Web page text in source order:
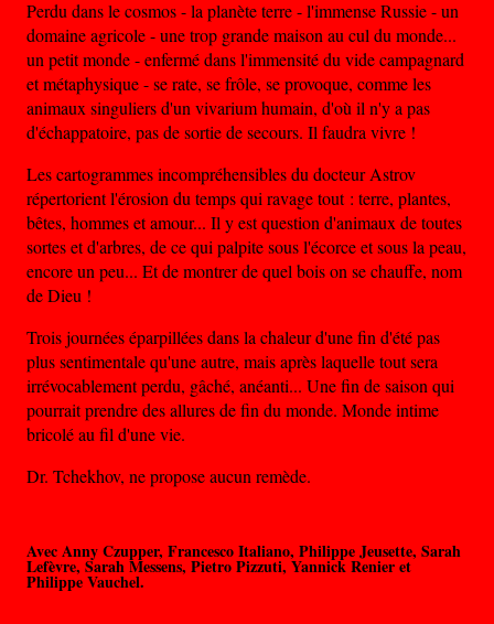
Perdu dans le cosmos - la planète terre - l'immense Russie - un
domaine agricole - une trop grande maison au cul du monde...
un petit monde - enfermé dans l'immensité du vide campagnard
et métaphysique - se rate, se frôle, se provoque, comme les
animaux singuliers d'un vivarium humain, d'où il n'y a pas
d'échappatoire, pas de sortie de secours. Il faudra vivre !
Les cartogrammes incompréhensibles du docteur Astrov
répertorient l'érosion du temps qui ravage tout : terre, plantes,
bêtes, hommes et amour... Il y est question d'animaux de toutes
sortes et d'arbres, de ce qui palpite sous l'écorce et sous la peau,
encore un peu... Et de montrer de quel bois on se chauffe, nom
de Dieu !
Trois journées éparpillées dans la chaleur d'une fin d'été pas
plus sentimentale qu'une autre, mais après laquelle tout sera
irrévocablement perdu, gâché, anéanti... Une fin de saison qui
pourrait prendre des allures de fin du monde. Monde intime
bricolé au fil d'une vie.
Dr. Tchekhov, ne propose aucun remède.
AvecAnny Czupper, Francesco Italiano, Philippe Jeusette, Sarah
Lefèvre, Sarah Messens, Pietro Pizzuti, Yannick Renieret
Philippe Vauchel.